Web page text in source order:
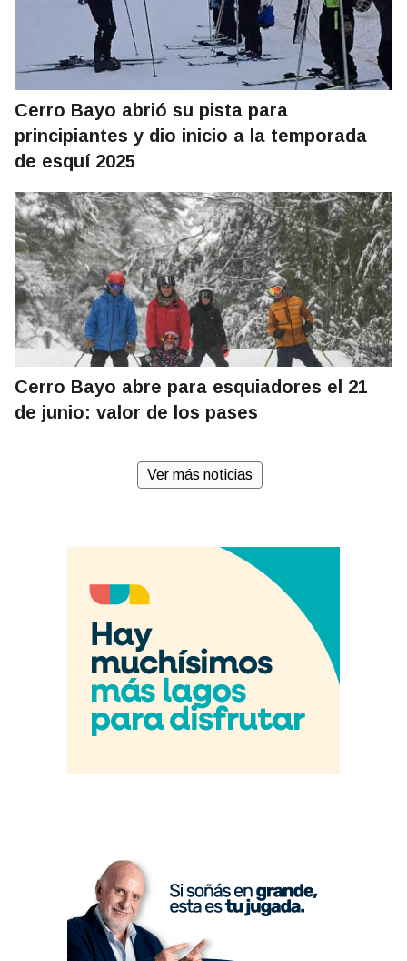
Cerro Bayo abrió su pista para
principiantes y dio inicio a la temporada
de esquí 2025
Cerro Bayo abre para esquiadores el 21
de junio: valor de los pases
Ver más noticias